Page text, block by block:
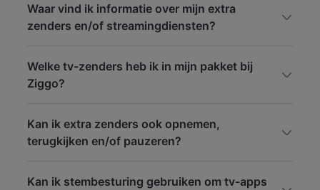
Waar vind ik informatie over mijn extra
zenders en/of streamingdiensten?
Welke tv-zenders heb ik in mijn pakket bij
Ziggo?
Kan ik extra zenders ook opnemen,
terugkijken en/of pauzeren?
Kan ik stembesturing gebruiken om tv-apps